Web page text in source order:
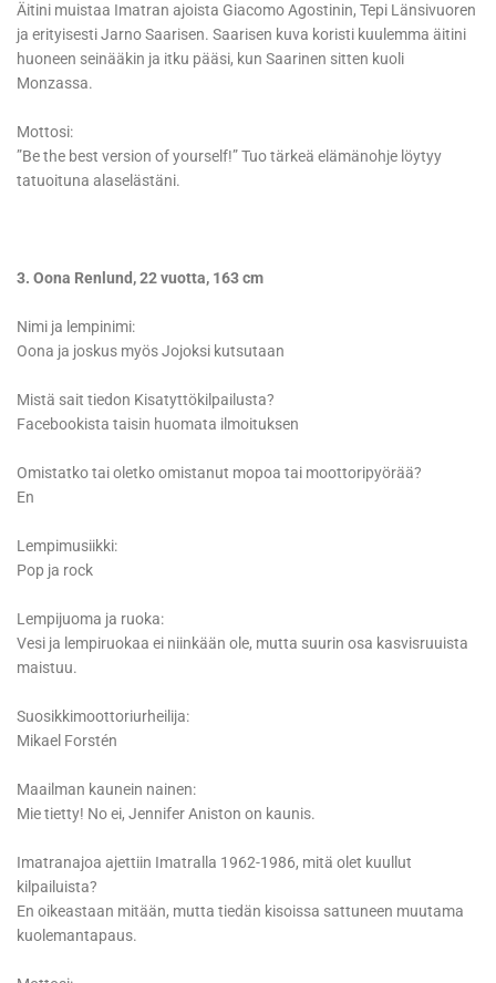
Äitini muistaa Imatran ajoista Giacomo Agostinin, Tepi Länsivuoren
ja erityisesti Jarno Saarisen. Saarisen kuva koristi kuulemma äitini
huoneen seinääkin ja itku pääsi, kun Saarinen sitten kuoli
Monzassa.
Mottosi:
”Be the best version of yourself!” Tuo tärkeä elämänohje löytyy
tatuoituna alaselästäni.
3. Oona Renlund, 22 vuotta, 163 cm
Nimi ja lempinimi:
Oona ja joskus myös Jojoksi kutsutaan
Mistä sait tiedon Kisatyttökilpailusta?
Facebookista taisin huomata ilmoituksen
Omistatko tai oletko omistanut mopoa tai moottoripyörää?
En
Lempimusiikki:
Pop ja rock
Lempijuoma ja ruoka:
Vesi ja lempiruokaa ei niinkään ole, mutta suurin osa kasvisruuista
maistuu.
Suosikkimoottoriurheilija:
Mikael Forstén
Maailman kaunein nainen:
Mie tietty! No ei, Jennifer Aniston on kaunis.
Imatranajoa ajettiin Imatralla 1962-1986, mitä olet kuullut
kilpailuista?
En oikeastaan mitään, mutta tiedän kisoissa sattuneen muutama
kuolemantapaus.